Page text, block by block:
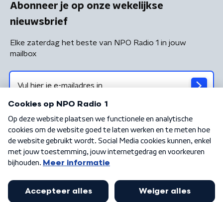
Abonneer je op onze wekelijkse
nieuwsbrief
Elke zaterdag het beste van NPO Radio 1 in jouw
mailbox
Algemene voorwaarden